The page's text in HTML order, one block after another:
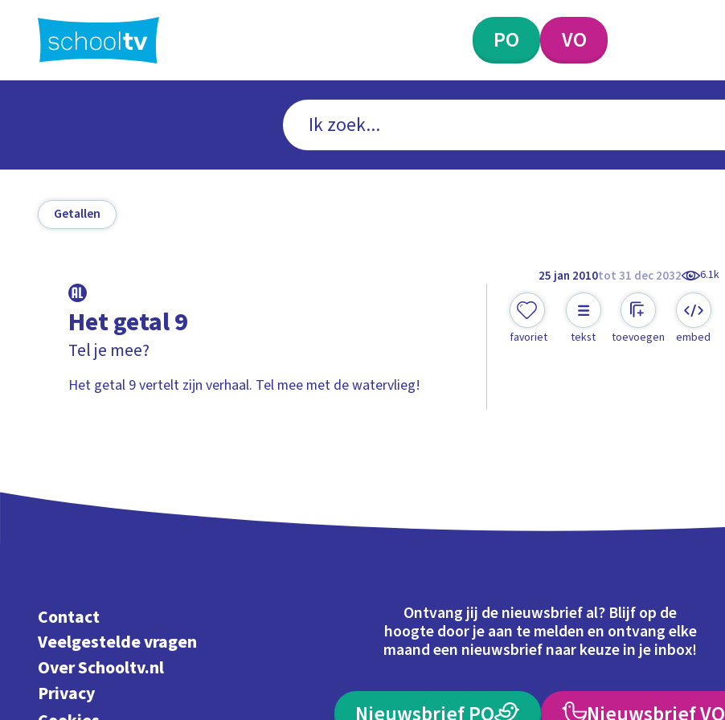
hoofdinhoud
PO VO
Getallen
25 jan 2010tot 31 dec 2032 6.1k
Het getal 9
Tel je mee?
Het getal 9 vertelt zijn verhaal. Tel mee met de watervlieg!
favoriet tekst toevoegen embed
Contact
Veelgestelde vragen
Over Schooltv.nl
Privacy
Ontvang jij de nieuwsbrief al? Blijf op de
hoogte door je aan te melden en ontvang elke
maand een nieuwsbrief naar keuze in je inbox!
Nieuwsbrief PO Nieuwsbrief VO